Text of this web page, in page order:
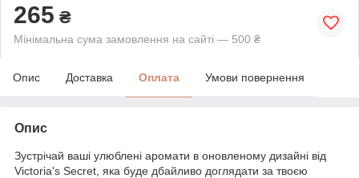
265 ₴
Мінімальна сума замовлення на сайті — 500 ₴
Опис Доставка Оплата Умови повернення
Опис
Зустрічай ваші улюблені аромати в оновленому дизайні від
Victoria's Secret, яка буде дбайливо доглядати за твоєю